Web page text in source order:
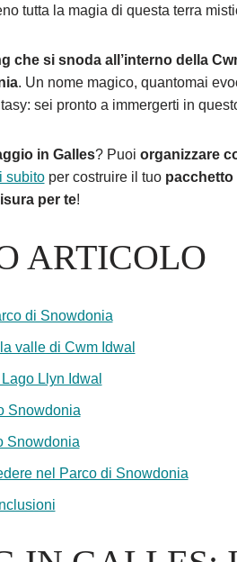
tutta la magia di questa terra
che si snoda all’interno della
. Un nome magico, quantomai
sei pronto a immergerti in
in Galles? Puoi organizzare
subitoper costruire il tuo
per te!
ARTICOLO
di Snowdonia
valle di Cwm Idwal
Llyn Idwal
Snowdonia
Snowdonia
nel Parco di Snowdonia